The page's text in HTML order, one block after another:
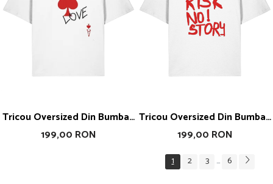
Tricou Oversized Din Bumbac
Organic Play Love
199,00 RON
Tricou Oversized Din Bumbac
Organic No Risk No Story
199,00 RON
1 2 3 ... 6